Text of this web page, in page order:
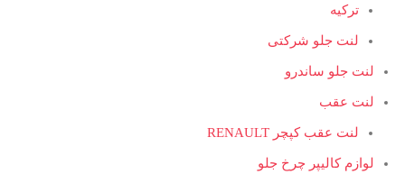
ترکیه
لنت جلو شرکتی
لنت جلو ساندرو
لنت عقب
لنت عقب کپچر RENAULT
لوازم کالیپر چرخ جلو